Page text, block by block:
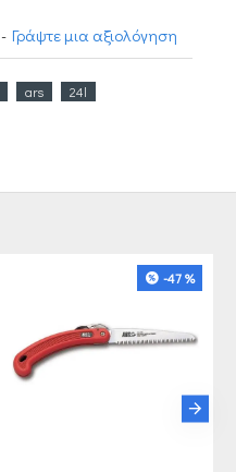
- Γράψτε μια αξιολόγηση
ars 24l
-47 %